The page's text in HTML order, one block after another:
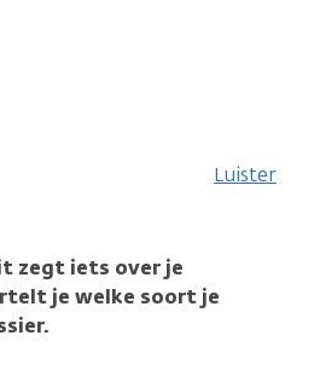
Luister
zegt iets over je
je welke soort je